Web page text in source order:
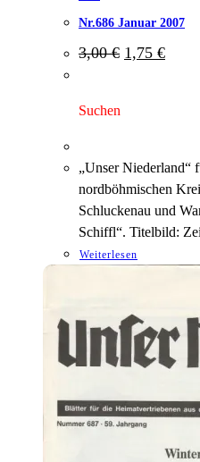
Nr.686 Januar 2007
3,00€
Preis
1,75 €
Preis
Suchen
„Unser Niederland“
nordböhmischen
Schluckenau und
Schiffl“. Titelbild:
Weiterlesen